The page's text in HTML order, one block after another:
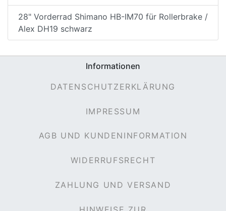
28" Vorderrad Shimano HB-IM70 für Rollerbrake /
Alex DH19 schwarz
Informationen
DATENSCHUTZERKLÄRUNG
IMPRESSUM
AGB UND KUNDENINFORMATION
WIDERRUFSRECHT
ZAHLUNG UND VERSAND